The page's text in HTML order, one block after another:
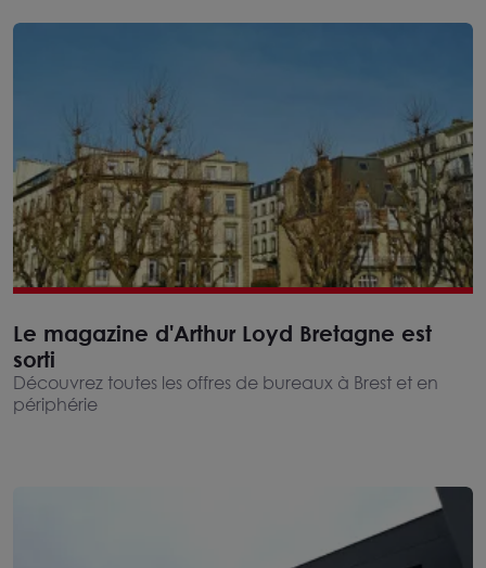
Le magazine d'Arthur Loyd Bretagne est
sorti
Découvrez toutes les offres de bureaux à Brest et en
périphérie